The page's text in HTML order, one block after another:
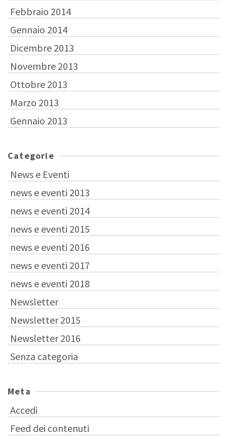
Febbraio 2014
Gennaio 2014
Dicembre 2013
Novembre 2013
Ottobre 2013
Marzo 2013
Gennaio 2013
Categorie
News e Eventi
news e eventi 2013
news e eventi 2014
news e eventi 2015
news e eventi 2016
news e eventi 2017
news e eventi 2018
Newsletter
Newsletter 2015
Newsletter 2016
Senza categoria
Meta
Accedi
Feed dei contenuti